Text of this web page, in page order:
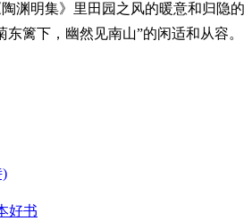
渊明集》里田园之风的暖意和归隐的
篱下，幽然见南山”的闲适和从容。
)
好书